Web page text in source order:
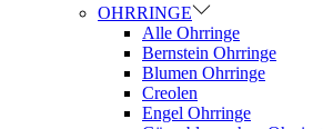
OHRRINGE
Alle Ohrringe
Bernstein Ohrringe
Blumen Ohrringe
Creolen
Engel Ohrringe